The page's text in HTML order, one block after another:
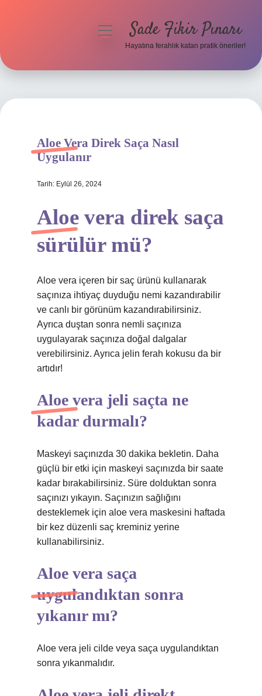
Hakkımızda
menüyüSade Fikir Pınarı
Hayatına ferahlık katan pratik öneriler!
Aloe Vera Direk Saça Nasıl
Uygulanır
Tarih: Eylül 26, 2024
Aloe vera direk saça
sürülür mü?
Aloe vera içeren bir saç ürünü kullanarak
saçınıza ihtiyaç duyduğu nemi kazandırabilir
ve canlı bir görünüm kazandırabilirsiniz.
Ayrıca duştan sonra nemli saçınıza
uygulayarak saçınıza doğal dalgalar
verebilirsiniz. Ayrıca jelin ferah kokusu da bir
artıdır!
Aloe vera jeli saçta ne
kadar durmalı?
Maskeyi saçınızda 30 dakika bekletin. Daha
güçlü bir etki için maskeyi saçınızda bir saate
kadar bırakabilirsiniz. Süre dolduktan sonra
saçınızı yıkayın. Saçınızın sağlığını
desteklemek için aloe vera maskesini haftada
bir kez düzenli saç kreminiz yerine
kullanabilirsiniz.
Aloe vera saça
uygulandıktan sonra
yıkanır mı?
Aloe vera jeli cilde veya saça uygulandıktan
sonra yıkanmalıdır.